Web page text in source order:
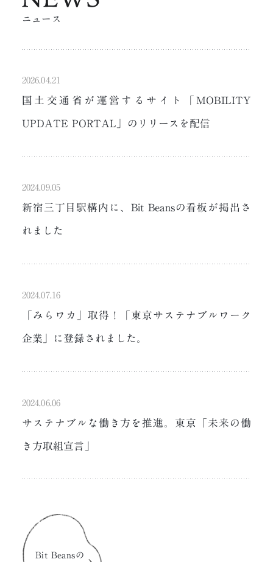
ニュース
2026.04.21
国土交通省が運営するサイト「MOBILITY
UPDATE PORTAL」のリリースを配信
2024.09.05
新宿三丁目駅構内に、Bit Beansの看板が掲出さ
れました
2024.07.16
「みらワカ」取得！「東京サステナブルワーク
企業」に登録されました。
2024.06.06
サステナブルな働き方を推進。東京「未来の働
き方取組宣言」
Bit Beansの